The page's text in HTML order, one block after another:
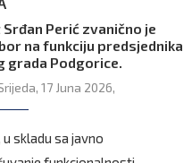
Perić zvanično je
na funkciju predsjednika
grada Podgorice.
17 Juna 2026,
skladu sa javno